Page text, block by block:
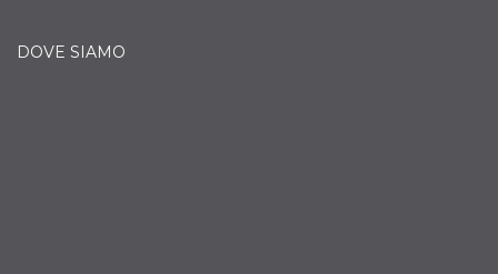
DOVE SIAMO